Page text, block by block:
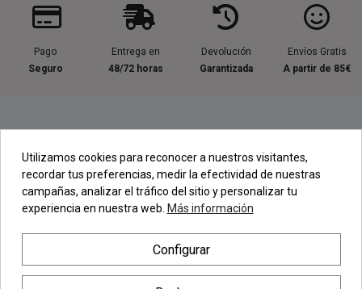
Pago
Seguro
Entrega en
48/72 horas
Devolución
Garantizada
Envíos Gratis
A partir de 85€
Contacta con nosotros
Regístrate en nuestra Newsletter
Newsletter
Utilizamos cookies para reconocer a nuestros visitantes,
recordar tus preferencias, medir la efectividad de nuestras
campañas, analizar el tráfico del sitio y personalizar tu
experiencia en nuestra web. Más información
Configurar